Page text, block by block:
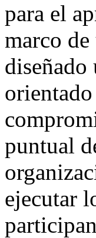
para el
marco
diseñado
puntual
ejecutar